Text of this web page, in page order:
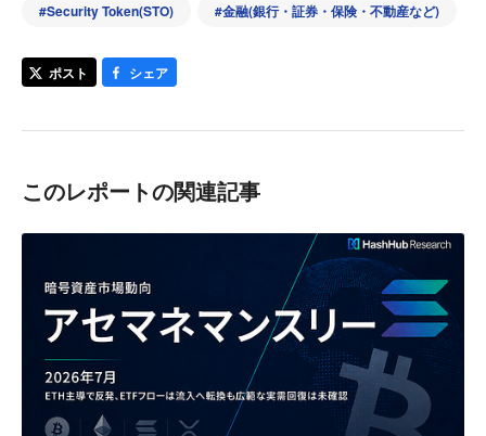
#Security Token(STO) #金融(銀行・証券・保険・不動産など)
ポスト シェア
このレポートの関連記事